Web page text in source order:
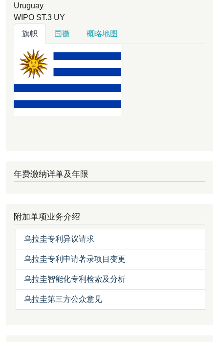
Uruguay
WIPO ST.3 UY
旗帜
国徽 概略地图
年费缴纳详单及年限
附加单项业务介绍
乌拉圭专利异议请求
乌拉圭专利申请著录项目变更
乌拉圭智能化专利检索及分析
乌拉圭第三方公众意见